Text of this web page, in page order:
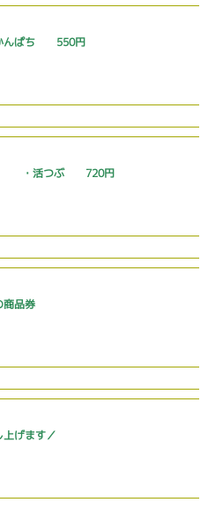
んぱち 550円
つぶ 720円
商品券
上げます／